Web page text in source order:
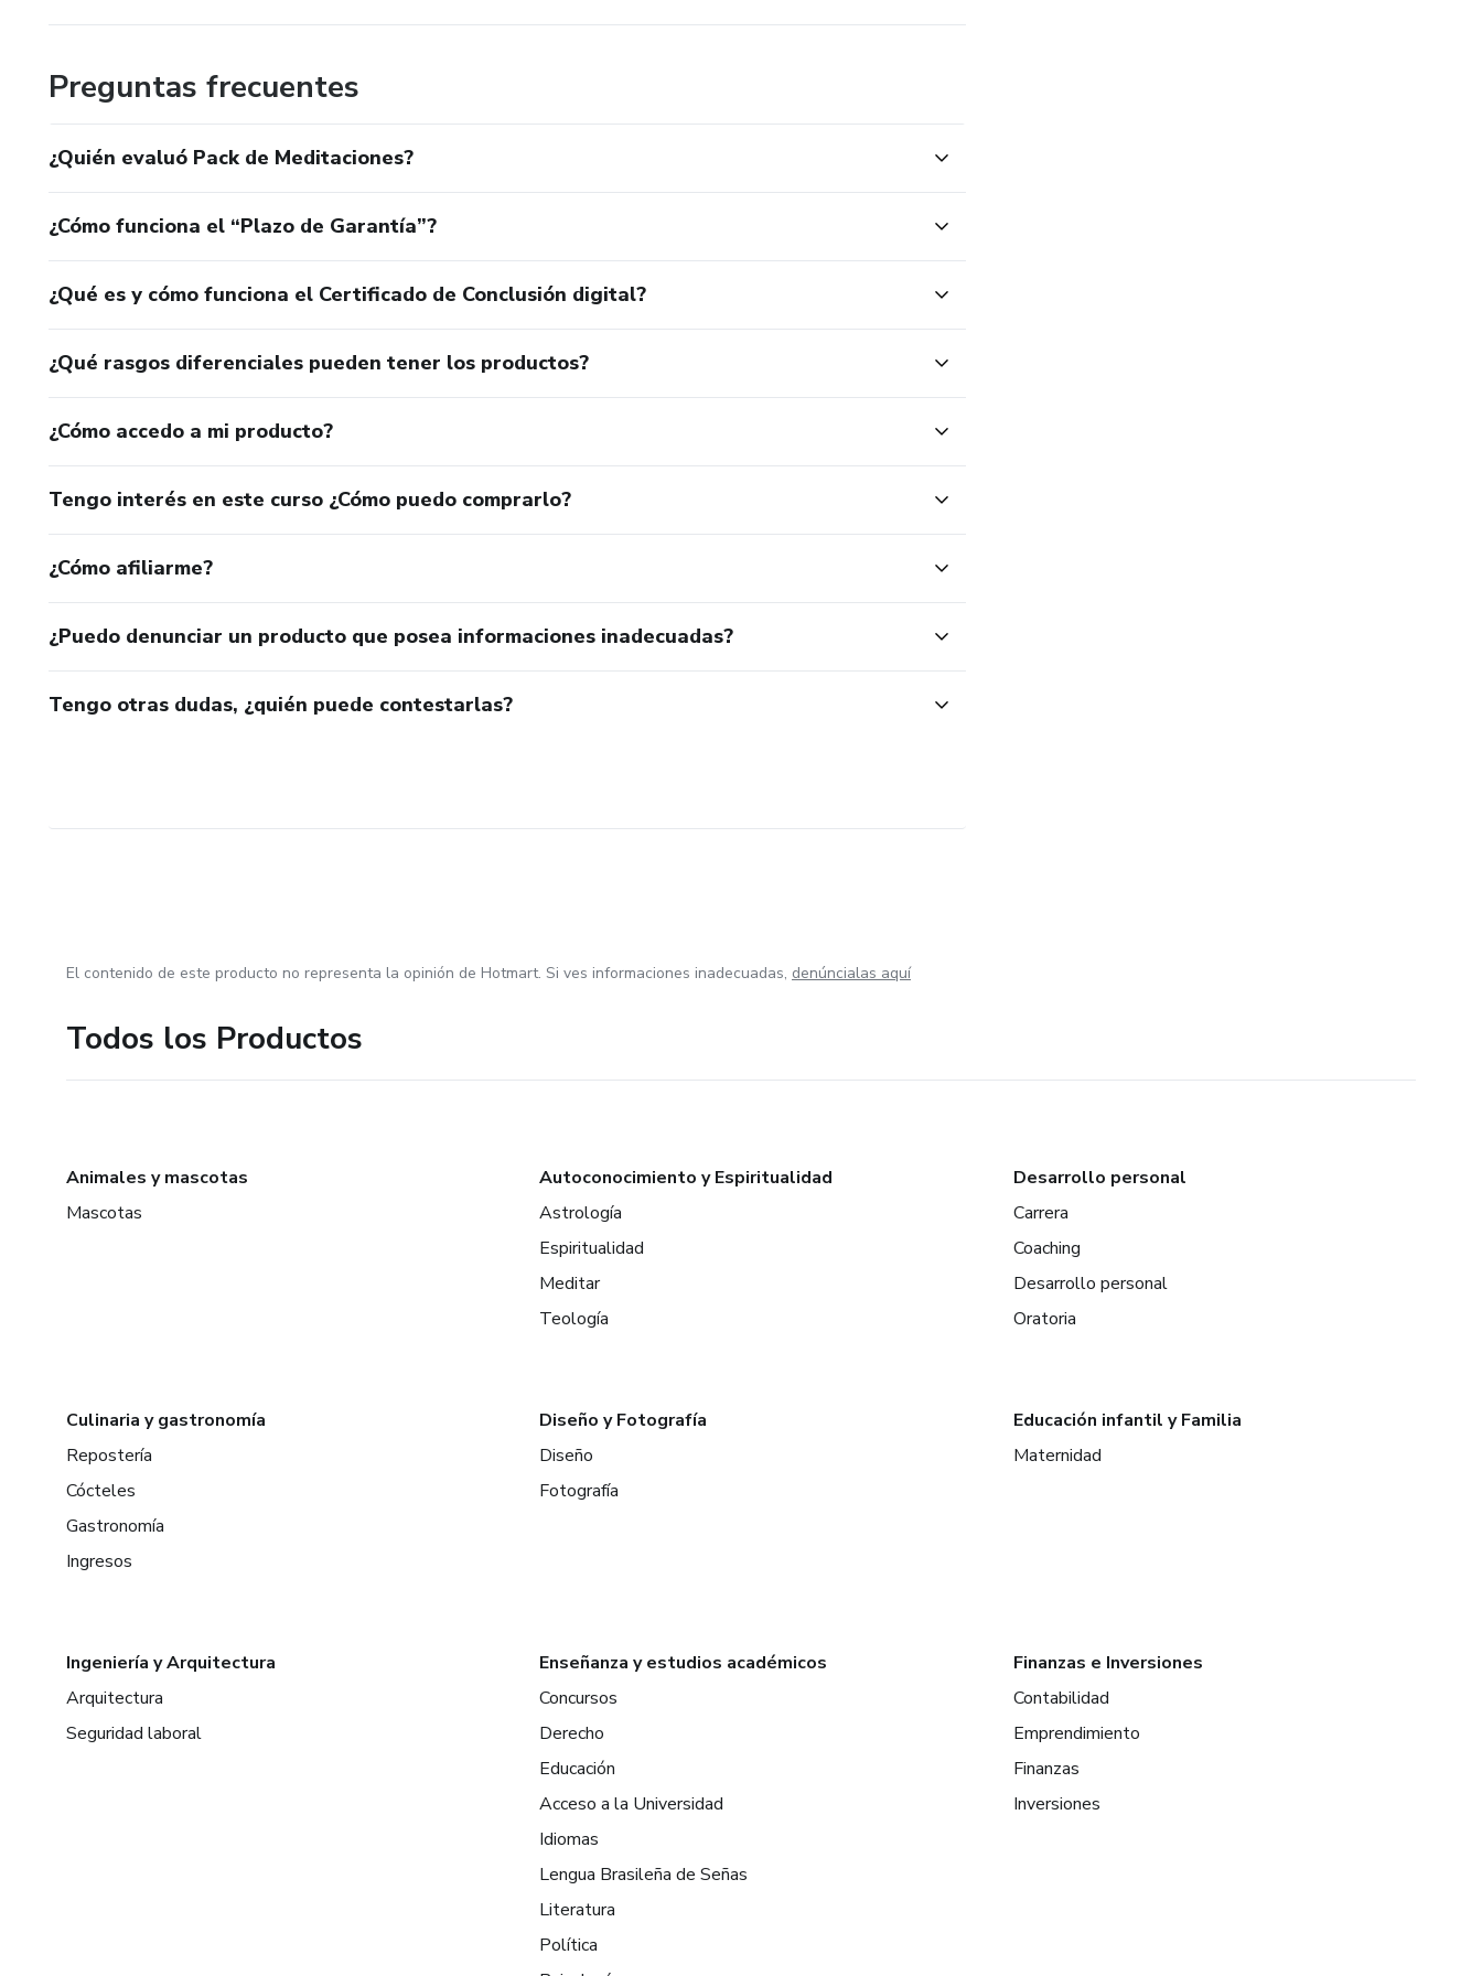
Preguntas frecuentes
¿Quién evaluó Pack de Meditaciones?
¿Cómo funciona el “Plazo de Garantía”?
¿Qué es y cómo funciona el Certificado de Conclusión digital?
¿Qué rasgos diferenciales pueden tener los productos?
¿Cómo accedo a mi producto?
Tengo interés en este curso ¿Cómo puedo comprarlo?
¿Cómo afiliarme?
¿Puedo denunciar un producto que posea informaciones inadecuadas?
Tengo otras dudas, ¿quién puede contestarlas?
El contenido de este producto no representa la opinión de Hotmart. Si ves informaciones inadecuadas, denúncialas aquí
Todos los Productos
Animales y mascotas
Mascotas
Autoconocimiento y Espiritualidad
Astrología
Espiritualidad
Meditar
Teología
Desarrollo personal
Carrera
Coaching
Desarrollo personal
Oratoria
Culinaria y gastronomía
Repostería
Cócteles
Gastronomía
Ingresos
Diseño y Fotografía
Diseño
Fotografía
Educación infantil y Familia
Maternidad
Ingeniería y Arquitectura
Arquitectura
Seguridad laboral
Enseñanza y estudios académicos
Concursos
Derecho
Educación
Acceso a la Universidad
Idiomas
Lengua Brasileña de Señas
Literatura
Política
Finanzas e Inversiones
Contabilidad
Emprendimiento
Finanzas
Inversiones